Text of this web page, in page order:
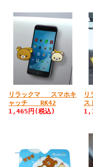
リラックマ スマホキ
ャッチ RK42
1,465円(税込)
ス